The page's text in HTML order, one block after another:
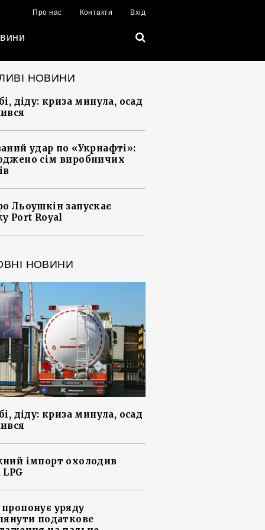
Про нас Контакти Вхід
НОВИНИ
діду: криза минула, осад
удар по «Укрнафті»:
сім виробничих
Льоушкін запускає
Port Royal
НОВИНИ
діду: криза минула, осад
імпорт охолодив
уряду
податкове